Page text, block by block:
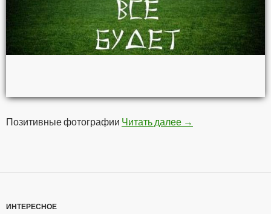
Позитивные фотографии Читать далее Позитивчег
→
ИНТЕРЕСНОЕ